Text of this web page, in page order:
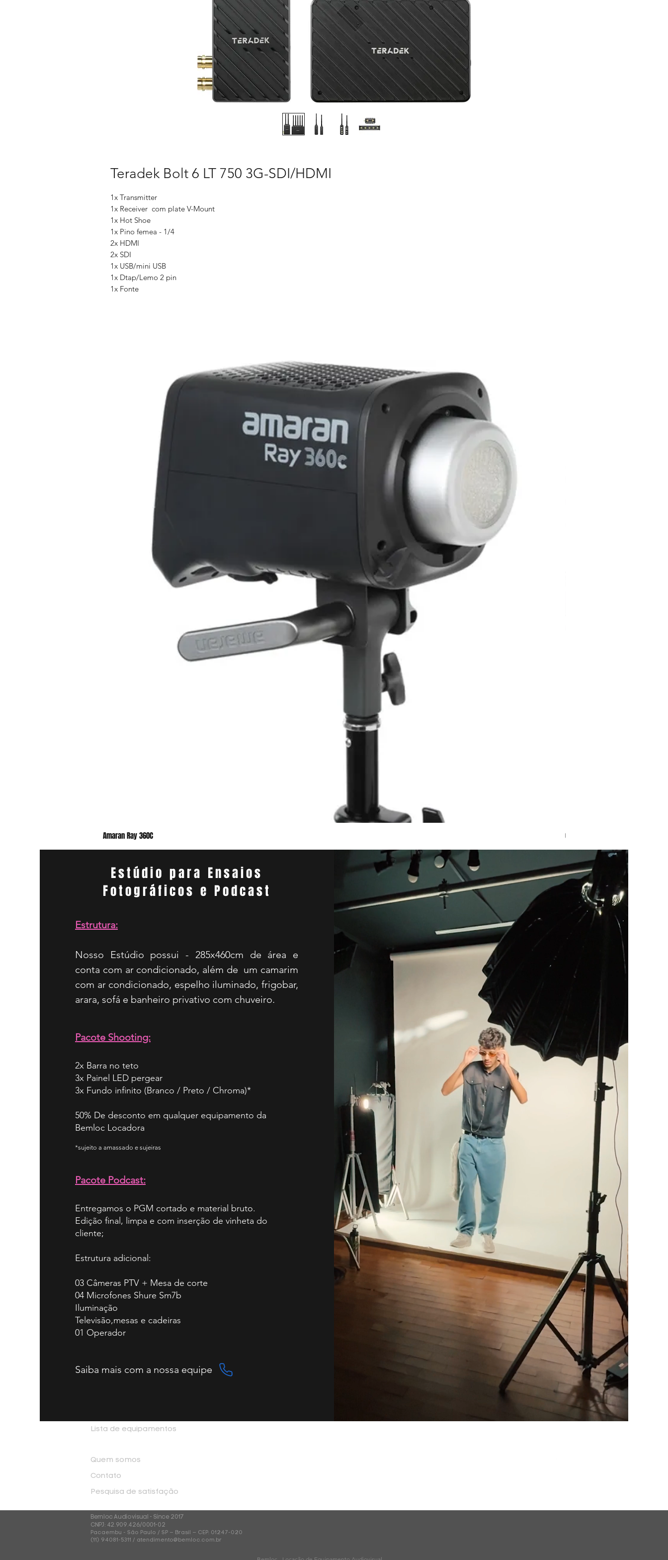
Teradek Bolt 6 LT 750 3G-SDI/HDMI
1x Transmitter
1x Receiver com plate V-Mount
1x Hot Shoe
1x Pino femea - 1/4
2x HDMI
2x SDI
1x USB/mini USB
1x Dtap/Lemo 2 pin
1x Fonte
Amaran Ray 360C Godox AC para AD400 PRO II
Estúdio para Ensaios
Fotográficos e Podcast
Estrutura:
Nosso Estúdio possui - 285x460cm de área e
conta com ar condicionado, além de um camarim
com ar condicionado, espelho iluminado, frigobar,
arara, sofá e banheiro privativo com chuveiro.
Pacote Shooting:
2x Barra no teto
3x Painel LED pergear
3x Fundo infinito (Branco / Preto / Chroma)*
50% De desconto em qualquer equipamento da
Bemloc Locadora
*sujeito a amassado e sujeiras
Pacote Podcast:
Entregamos o PGM cortado e material bruto.
Edição final, limpa e com inserção de vinheta do
cliente;
Estrutura adicional:
03 Câmeras PTV + Mesa de corte
04 Microfones Shure Sm7b
Iluminação
Televisão,mesas e cadeiras
01 Operador
Saiba mais com a nossa equipe
Lista de equipamentos
Quem somos
Contato
Pesquisa de satisfação
Bemloc Audiovisual - Since 2017
CNPJ: 42.909.426/0001-02
Pacaembu - São Paulo / SP – Brasil – CEP: 01247-020
(11) 94081-5311 / atendimento@bemloc.com.br